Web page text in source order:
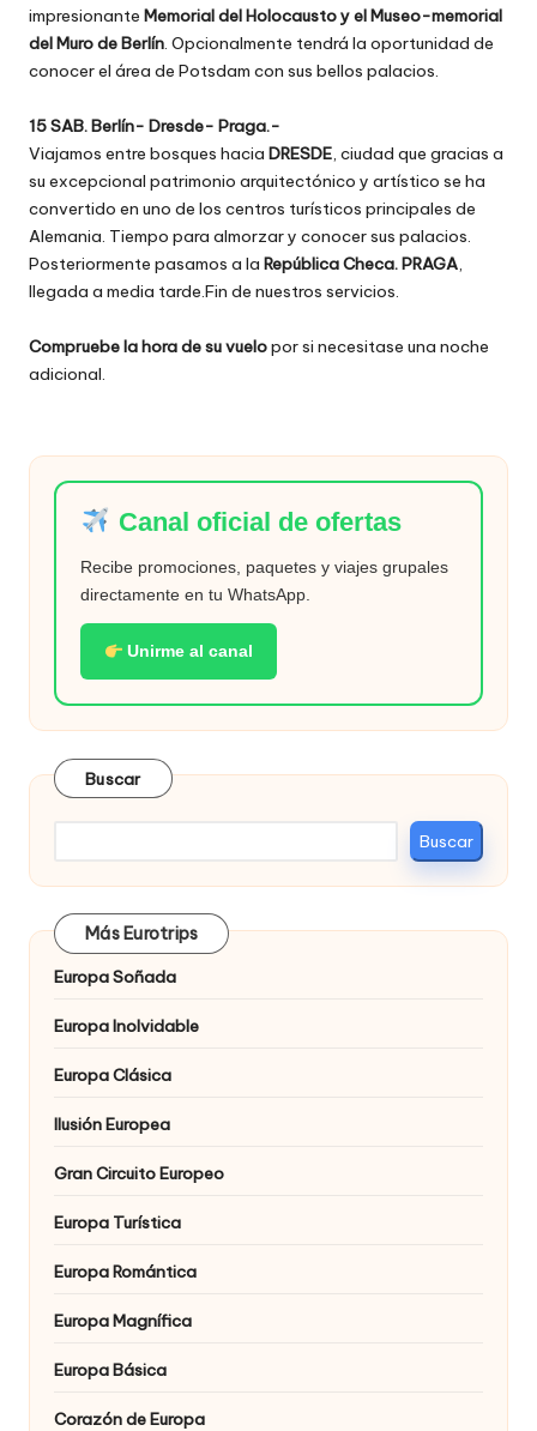
impresionante Memorial del Holocausto y el Museo-memorial
del Muro de Berlín. Opcionalmente tendrá la oportunidad de
conocer el área de Potsdam con sus bellos palacios.
15 SAB. Berlín- Dresde- Praga.-
Viajamos entre bosques hacia DRESDE, ciudad que gracias a
su excepcional patrimonio arquitectónico y artístico se ha
convertido en uno de los centros turísticos principales de
Alemania. Tiempo para almorzar y conocer sus palacios.
Posteriormente pasamos a la República Checa. PRAGA,
llegada a media tarde.Fin de nuestros servicios.
Compruebe la hora de su vuelopor si necesitase una noche
adicional.
Canal oficial de ofertas
Recibe promociones, paquetes y viajes grupales
directamente en tu WhatsApp.
Unirme al canal
Buscar
Buscar
Más Eurotrips
Europa Soñada
Europa Inolvidable
Europa Clásica
Ilusión Europea
Gran Circuito Europeo
Europa Turística
Europa Romántica
Europa Magnífica
Europa Básica
Corazón de Europa